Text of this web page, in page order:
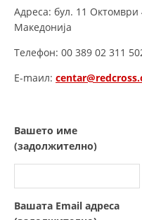
HISTORIA
ЧЛЕНСТВО ВО
Адреса: бул. 11 Октомври
Македонија
Телефон: 00 389 02 311
E-mаил:
Вашето име
(задолжително)
Вашата Email адреса